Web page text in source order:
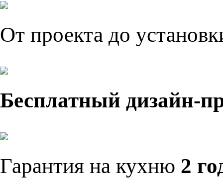
От проекта до
Бесплатный дизайн-
Гарантия на кухню 2